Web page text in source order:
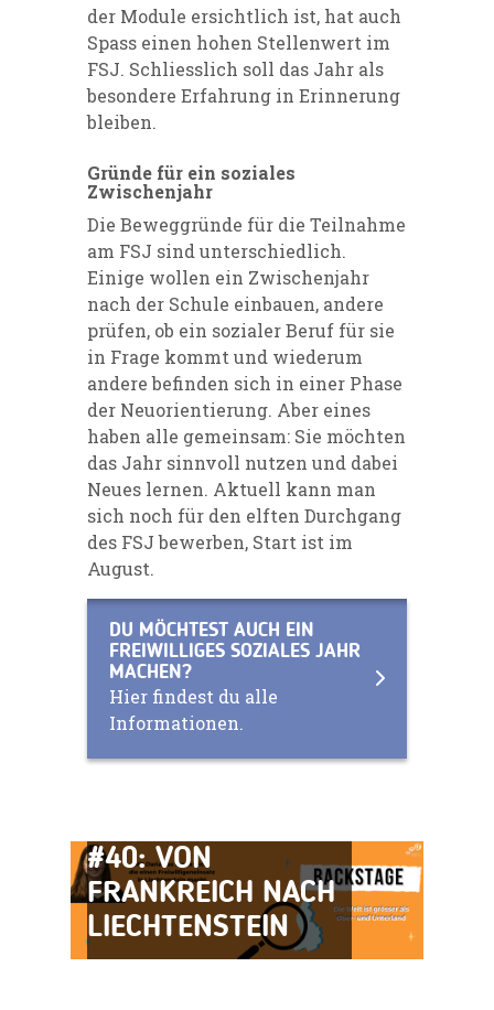
der Module ersichtlich ist, hat auch
Spass einen hohen Stellenwert im
FSJ. Schliesslich soll das Jahr als
besondere Erfahrung in Erinnerung
bleiben.
Gründe für ein soziales
Zwischenjahr
Die Beweggründe für die Teilnahme
am FSJ sind unterschiedlich.
Einige wollen ein Zwischenjahr
nach der Schule einbauen, andere
prüfen, ob ein sozialer Beruf für sie
in Frage kommt und wiederum
andere befinden sich in einer Phase
der Neuorientierung. Aber eines
haben alle gemeinsam: Sie möchten
das Jahr sinnvoll nutzen und dabei
Neues lernen. Aktuell kann man
sich noch für den elften Durchgang
des FSJ bewerben, Start ist im
August.
DU MÖCHTEST AUCH EIN
FREIWILLIGES SOZIALES JAHR
MACHEN?
Hier findest du alle
Informationen.
#40: VON
FRANKREICH NACH
LIECHTENSTEIN